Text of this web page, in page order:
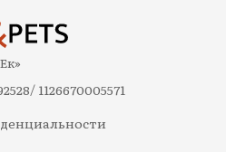
1126670005571